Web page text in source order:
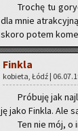
Tro­chę tu
dla mnie
skoro potem
Fin­kla
ko­bie­ta, Łódź |
Pró­bu­ję jak
ję jako Fin­kla. Ale
Ten nie mój, o